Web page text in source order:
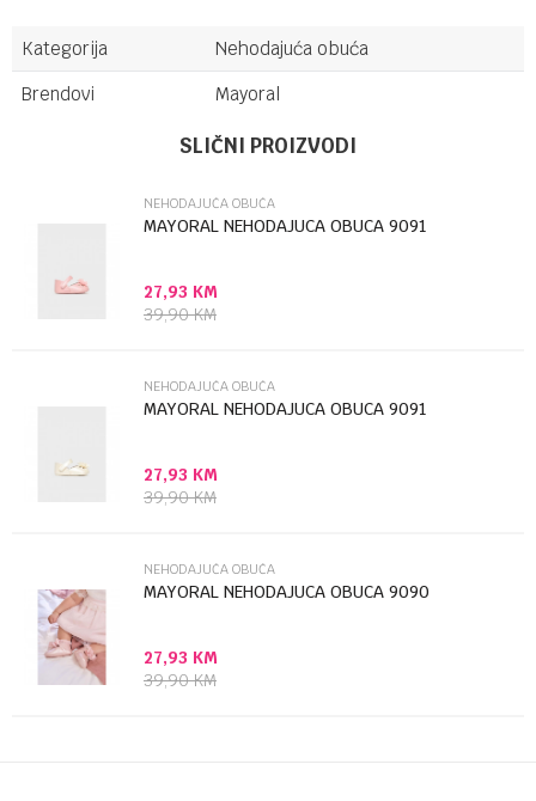
Kategorija
Nehodajuća obuća
Brendovi
Mayoral
Poruka
Anti-spam zaštita - izračunajte koliko je 2 + 3 :
SLIČNI PROIZVODI
NEHODAJUĆA OBUĆA
MAYORAL NEHODAJUCA OBUCA 9091
27,93 KM
39,90KM
NEHODAJUĆA OBUĆA
MAYORAL NEHODAJUCA OBUCA 9091
27,93 KM
39,90KM
NEHODAJUĆA OBUĆA
MAYORAL NEHODAJUCA OBUCA 9090
27,93 KM
39,90KM